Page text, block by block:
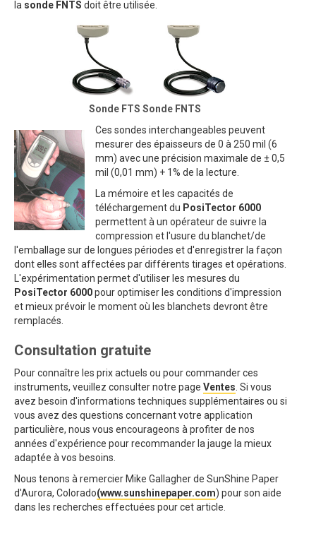
la sonde FNTS doit être utilisée.
Sonde FTS Sonde FNTS
Ces sondes interchangeables peuvent
mesurer des épaisseurs de 0 à 250 mil (6
mm) avec une précision maximale de ± 0,5
mil (0,01 mm) + 1% de la lecture.
La mémoire et les capacités de
téléchargement du PosiTector 6000
permettent à un opérateur de suivre la
compression et l'usure du blanchet/de
l'emballage sur de longues périodes et d'enregistrer la façon
dont elles sont affectées par différents tirages et opérations.
L'expérimentation permet d'utiliser les mesures du
PosiTector 6000pour optimiser les conditions d'impression
et mieux prévoir le moment où les blanchets devront être
remplacés.
Consultation gratuite
Pour connaître les prix actuels ou pour commander ces
instruments, veuillez consulter notre page Ventes . Si vous
avez besoin d'informations techniques supplémentaires ou si
vous avez des questions concernant votre application
particulière, nous vous encourageons à profiter de nos
années d'expérience pour recommander la jauge la mieux
adaptée à vos besoins.
Nous tenons à remercier Mike Gallagher de SunShine Paper
d'Aurora, Colorado(www.sunshinepaper.com) pour son aide
dans les recherches effectuées pour cet article.